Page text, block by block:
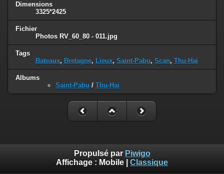
Dimensions
3325*2425
Fichier
Photos RV_60_80 - 011.jpg
Tags
Bateaux, Bretagne, Lieux, Saint-Pabu, Scan, Thu-Hai
Albums
Saint-Pabu / Thu-Hai
Propulsé par Piwigo
Affichage : Mobile Classique